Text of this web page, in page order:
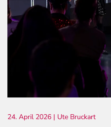
24. April 2026 | Ute Bruckart